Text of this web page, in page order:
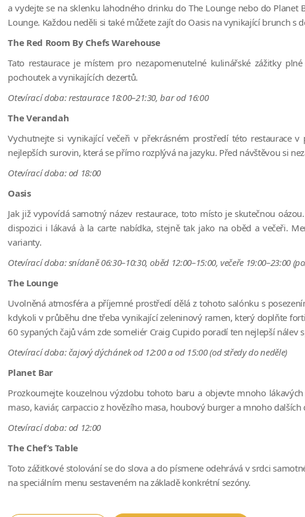
a vydejte se na sklenku lahodného drinku do The Lounge nebo do
Lounge. Každou neděli si také můžete zajít do Oasis na vynikající brunch s
The Red Room By Chefs Warehouse
Tato restaurace je místem pro nezapomenutelné kulinářské zážitky
pochoutek a vynikajících dezertů.
Otevírací doba: restaurace 18:00–21:30, bar od 16:00
The Verandah
Vychutnejte si vynikající večeři v překrásném prostředí této restaurace
nejlepších surovin, která se přímo rozplývá na jazyku. Před návštěvou si
Otevírací doba: od 18:00
Oasis
Jak již vypovídá samotný název restaurace, toto místo je skutečnou
dispozici i lákavá à la carte nabídka, stejně tak jako na oběd a večeři.
varianty.
Otevírací doba: snídaně 06:30–10:30, oběd 12:00–15:00, večeře 19:00–23:00
The Lounge
Uvolněná atmosféra a příjemné prostředí dělá z tohoto salónku s
kdykoli v průběhu dne třeba vynikající zeleninový ramen, který doplňte
60 sypaných čajů vám zde someliér Craig Cupido poradí ten nejlepší nálev
Otevírací doba: čajový dýchánek od 12:00 a od 15:00 (od středy do neděle)
Planet Bar
Prozkoumejte kouzelnou výzdobu tohoto baru a objevte mnoho
maso, kaviár, carpaccio z hovězího masa, houbový burger a mnoho dalších
Otevírací doba: od 12:00
The Chef’s Table
Toto zážitkové stolování se do slova a do písmene odehrává v srdci
na speciálním menu sestaveném na základě konkrétní sezóny.